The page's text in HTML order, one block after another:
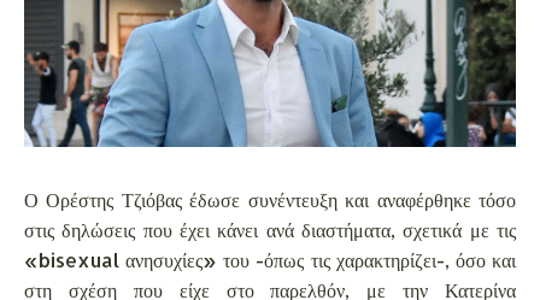
Ο Ορέστης Τζιόβας έδωσε συνέντευξη και αναφέρθηκε τόσο
στις δηλώσεις που έχει κάνει ανά διαστήματα, σχετικά με τις
«bisexual ανησυχίες» του -όπως τις χαρακτηρίζει-, όσο και
στη σχέση που είχε στο παρελθόν, με την Κατερίνα